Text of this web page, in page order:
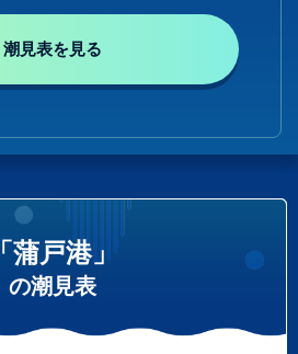
潮見表を見る
「蒲戸港」
の潮見表